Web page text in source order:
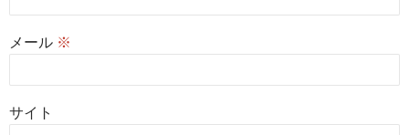
メール ※
サイト